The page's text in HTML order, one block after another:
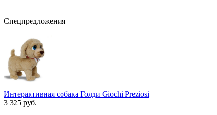
Спецпредложения
Интерактивная собака Голди Giochi Preziosi
3 325 руб.